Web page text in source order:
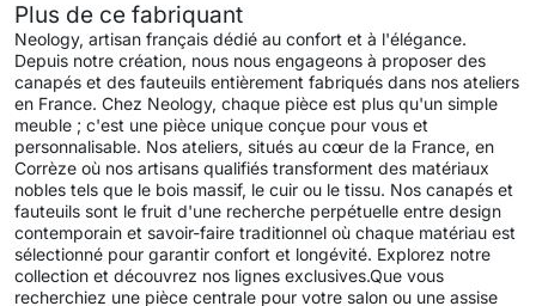
Plus de ce fabriquant
Neology, artisan français dédié au confort et à l'élégance.
Depuis notre création, nous nous engageons à proposer des
canapés et des fauteuils entièrement fabriqués dans nos ateliers
en France. Chez Neology, chaque pièce est plus qu'un simple
meuble ; c'est une pièce unique conçue pour vous et
personnalisable. Nos ateliers, situés au cœur de la France, en
Corrèze où nos artisans qualifiés transforment des matériaux
nobles tels que le bois massif, le cuir ou le tissu. Nos canapés et
fauteuils sont le fruit d'une recherche perpétuelle entre design
contemporain et savoir-faire traditionnel où chaque matériau est
sélectionné pour garantir confort et longévité. Explorez notre
collection et découvrez nos lignes exclusives.Que vous
recherchiez une pièce centrale pour votre salon ou une assise